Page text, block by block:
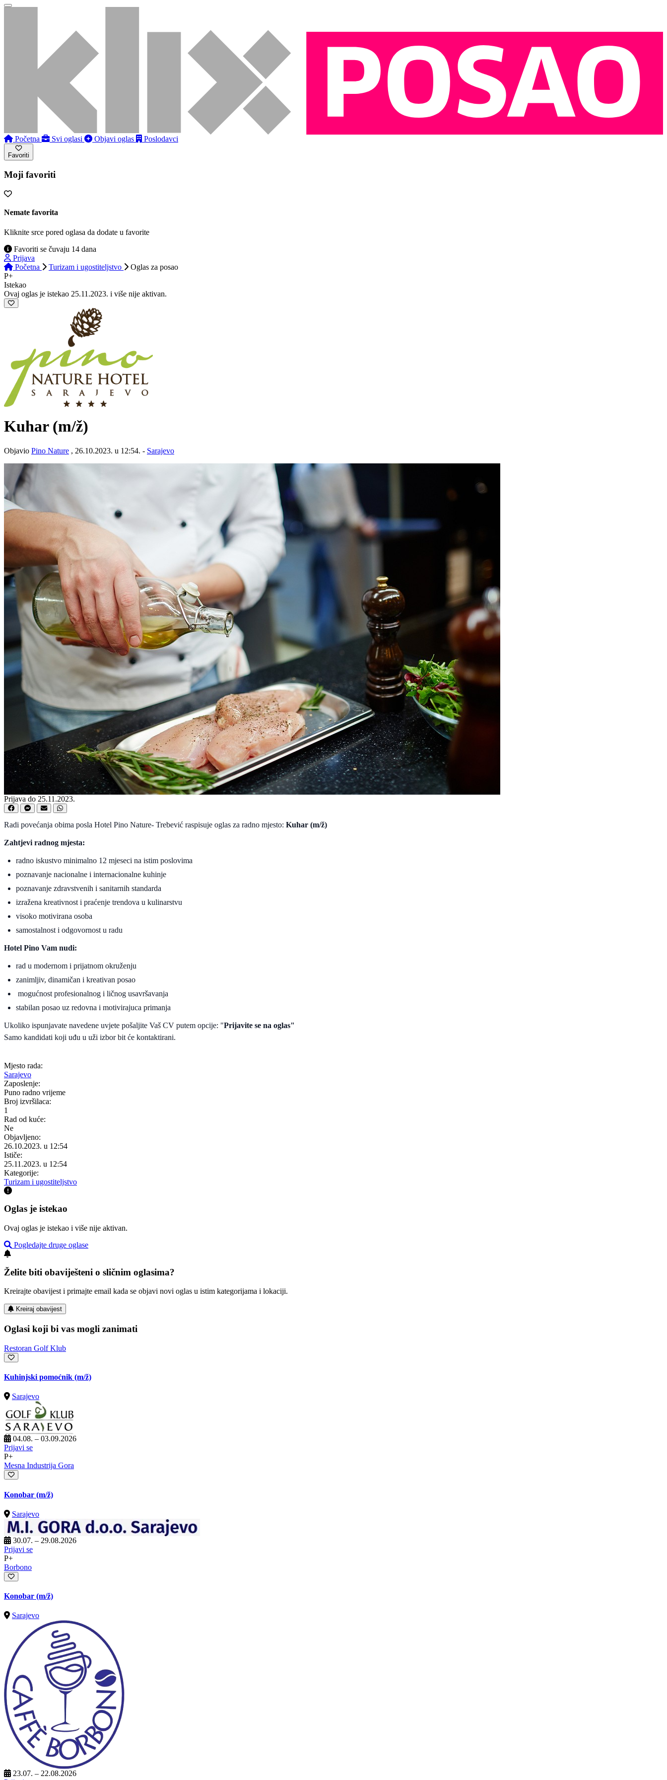
Početna Svi oglasi Objavi oglas Poslodavci
Favoriti
Moji favoriti
Nemate favorita
Kliknite srce pored oglasa da dodate u favorite
Favoriti se čuvaju 14 dana
Prijava
Početna
Turizam i ugostiteljstvo Oglas za posao
P+
Istekao
Ovaj oglas je istekao 25.11.2023. i više nije aktivan.
Kuhar (m/ž)
Objavio Pino Nature , 26.10.2023. u 12:54. - Sarajevo
Prijava do 25.11.2023.
Radi povećanja obima posla Hotel Pino Nature- Trebević raspisuje oglas za radno mjesto: Kuhar (m/ž)
Zahtjevi radnog mjesta:
radno iskustvo minimalno 12 mjeseci na istim poslovima
poznavanje nacionalne i internacionalne kuhinje
poznavanje zdravstvenih i sanitarnih standarda
izražena kreativnost i praćenje trendova u kulinarstvu
visoko motivirana osoba
samostalnost i odgovornost u radu
Hotel Pino Vam nudi:
rad u modernom i prijatnom okruženju
zanimljiv, dinamičan i kreativan posao
mogućnost profesionalnog i ličnog usavršavanja
stabilan posao uz redovna i motivirajuca primanja
Ukoliko ispunjavate navedene uvjete pošaljite Vaš CV putem opcije: "Prijavite se na oglas"
Samo kandidati koji uđu u uži izbor bit će kontaktirani.
Mjesto rada:
Sarajevo
Zaposlenje:
Puno radno vrijeme
Broj izvršilaca:
1
Rad od kuće:
Ne
Objavljeno:
26.10.2023. u 12:54
Ističe:
25.11.2023. u 12:54
Kategorije:
Turizam i ugostiteljstvo
Oglas je istekao
Ovaj oglas je istekao i više nije aktivan.
Pogledajte druge oglase
Želite biti obaviješteni o sličnim oglasima?
Kreirajte obavijest i primajte email kada se objavi novi oglas u istim kategorijama i lokaciji.
Kreiraj obavijest
Oglasi koji bi vas mogli zanimati
Restoran Golf Klub
Kuhinjski pomoćnik (m/ž)
Sarajevo
04.08. – 03.09.2026
Prijavi se
P+
Mesna Industrija Gora
Konobar (m/ž)
Sarajevo
30.07. – 29.08.2026
Prijavi se
P+
Borbono
Konobar (m/ž)
Sarajevo
23.07. – 22.08.2026